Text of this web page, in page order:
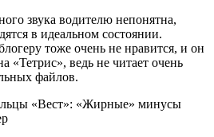
звука водителю непонятна,
в идеальном состоянии.
тоже очень не нравится, и он
«Тетрис», ведь не читает очень
файлов.